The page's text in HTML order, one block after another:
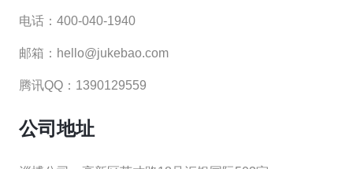
电话：400-040-1940
邮箱：hello@jukebao.com
腾讯QQ：1390129559
公司地址